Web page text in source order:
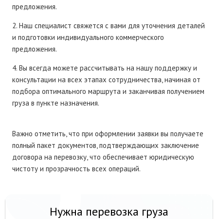
предложения.
2. Наш специалист свяжется с вами для уточнения деталей
и подготовки индивидуального коммерческого
предложения.
4. Вы всегда можете рассчитывать на нашу поддержку и
консультации на всех этапах сотрудничества, начиная от
подбора оптимального маршрута и заканчивая получением
груза в пункте назначения.
Важно отметить, что при оформлении заявки вы получаете
полный пакет документов, подтверждающих заключение
договора на перевозку, что обеспечивает юридическую
чистоту и прозрачность всех операций.
Нужна перевозка груза